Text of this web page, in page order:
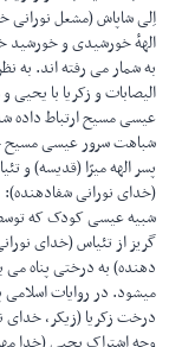
اِلی شاپاش (مشعل نورانی
الههٔ خورشیدی و خورشید
به شمار می رفته اند. به
الیصابات و زکریا با یحیی
عیسی مسیح ارتباط داده
شباهت سرور عیسی مسیح
پسر الهه میرّا (قدیسه) و
(خدای نورانی شفادهنده):
شبیه عیسی کودک که
گریز از تئیاس (خدای
دهنده) به درختی پناه می
میشود. در روایات اسلامی
درخت زکریا (زیکر،